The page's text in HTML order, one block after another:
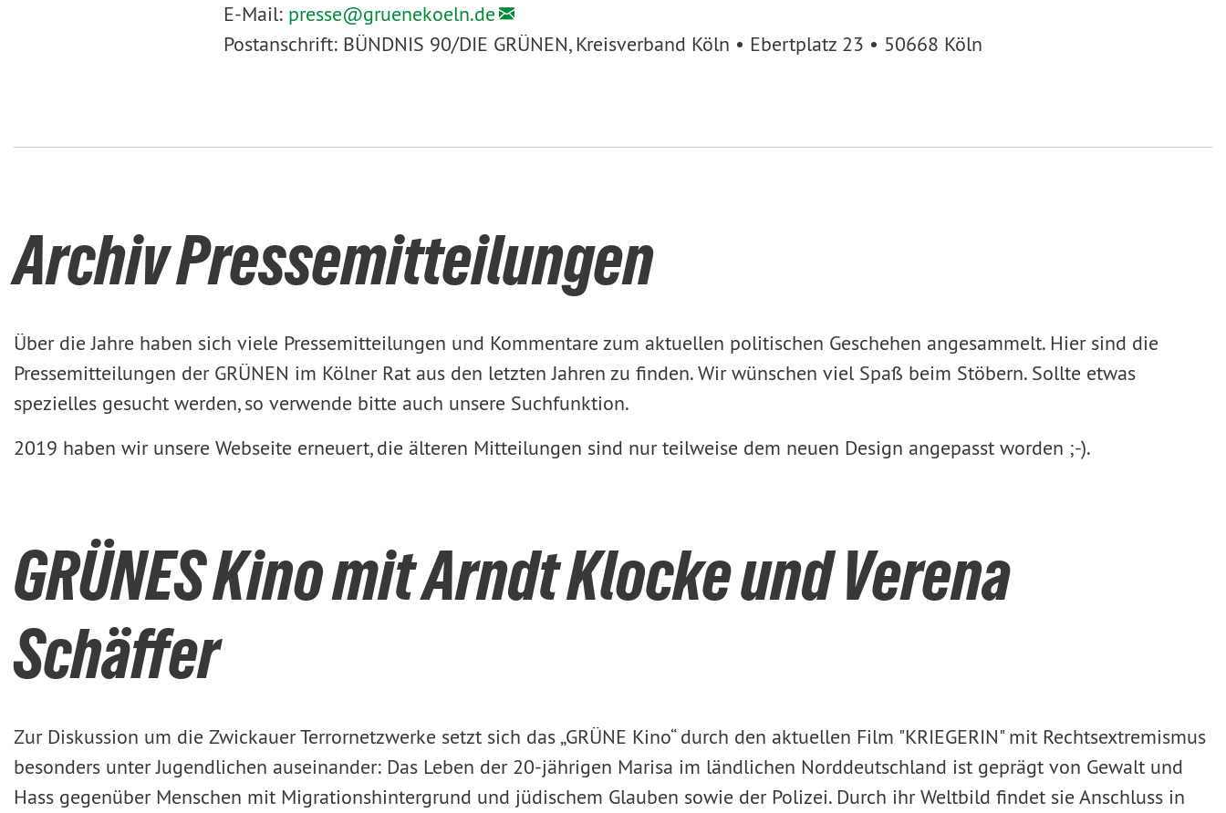
E-Mail: presse@gruenekoeln.de
Postanschrift: BÜNDNIS 90/DIE GRÜNEN, Kreisverband Köln • Ebertplatz 23 • 50668 Köln
Archiv Pressemitteilungen
Über die Jahre haben sich viele Pressemitteilungen und Kommentare zum aktuellen politischen Geschehen angesammelt. Hier sind die
Pressemitteilungen der GRÜNEN im Kölner Rat aus den letzten Jahren zu finden. Wir wünschen viel Spaß beim Stöbern. Sollte etwas
spezielles gesucht werden, so verwende bitte auch unsere Suchfunktion.
2019 haben wir unsere Webseite erneuert, die älteren Mitteilungen sind nur teilweise dem neuen Design angepasst worden ;-).
GRÜNES Kino mit Arndt Klocke und Verena
Schäffer
Zur Diskussion um die Zwickauer Terrornetzwerke setzt sich das „GRÜNE Kino“ durch den aktuellen Film "KRIEGERIN" mit Rechtsextremismus
besonders unter Jugendlichen auseinander: Das Leben der 20-jährigen Marisa im ländlichen Norddeutschland ist geprägt von Gewalt und
Hass gegenüber Menschen mit Migrationshintergrund und jüdischem Glauben sowie der Polizei. Durch ihr Weltbild findet sie Anschluss in